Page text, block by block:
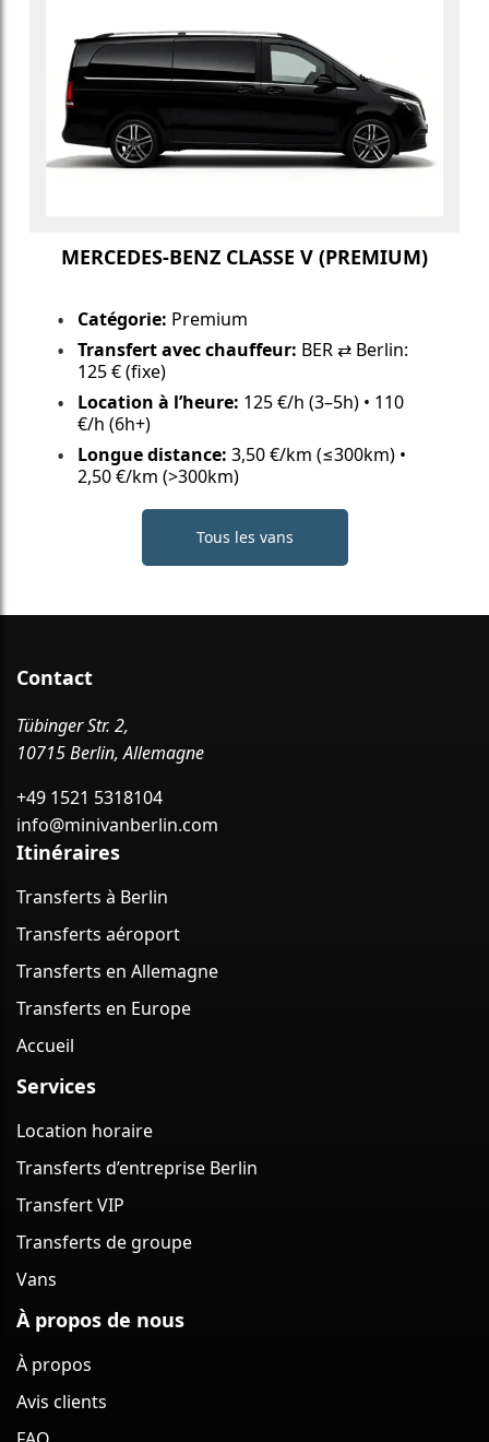
MERCEDES-BENZ CLASSE V (PREMIUM)
Catégorie: Premium
Transfert avec chauffeur: BER ⇄ Berlin:
125 € (fixe)
Location à l’heure: 125 €/h (3–5h) • 110
€/h (6h+)
Longue distance: 3,50 €/km (≤300km) •
2,50 €/km (>300km)
Tous les vans
Contact
Tübinger Str. 2,
10715 Berlin, Allemagne
+49 1521 5318104
info@minivanberlin.com
Itinéraires
Transferts à Berlin
Transferts aéroport
Transferts en Allemagne
Transferts en Europe
Accueil
Services
Location horaire
Transferts d’entreprise Berlin
Transfert VIP
Transferts de groupe
Vans
À propos de nous
À propos
Avis clients